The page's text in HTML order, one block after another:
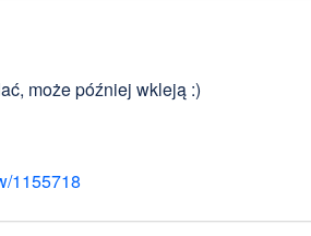
może później wkleją :)
1155718